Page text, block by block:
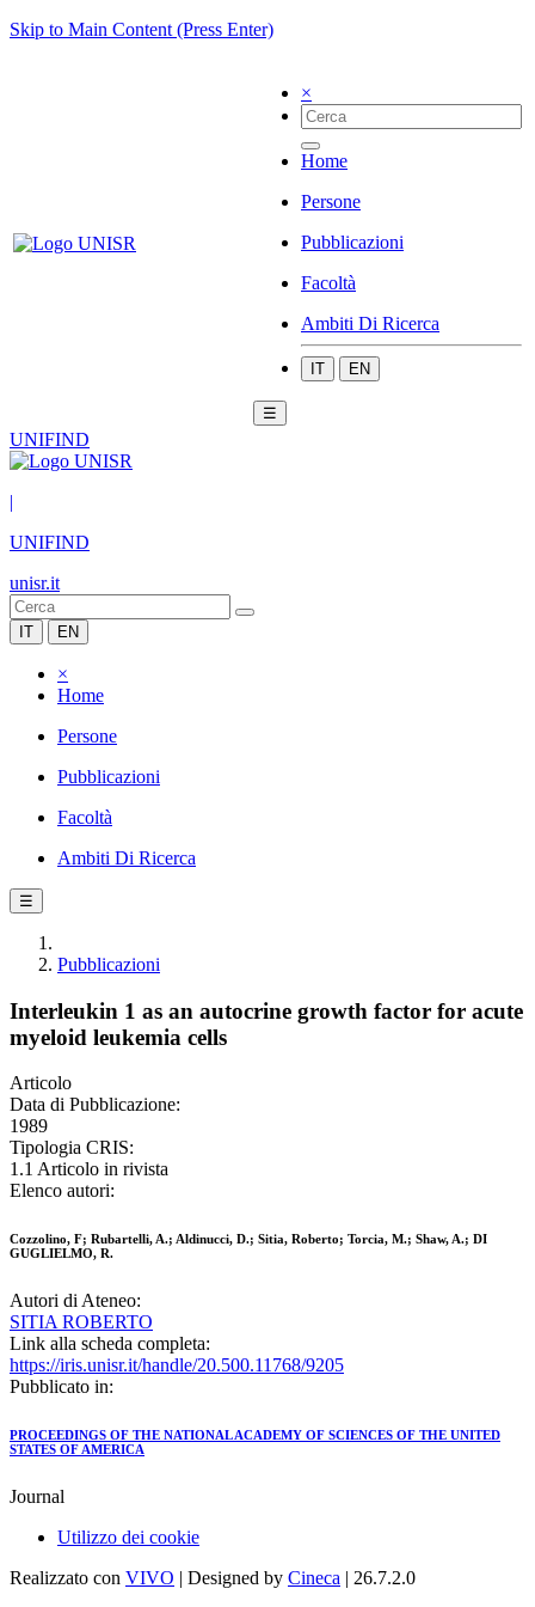
Skip to Main Content (Press Enter)
×
Home
Persone
Pubblicazioni
Facoltà
Ambiti Di Ricerca
IT EN
☰
UNIFIND
|
UNIFIND
unisr.it
IT EN
×
Home
Persone
Pubblicazioni
Facoltà
Ambiti Di Ricerca
☰
Pubblicazioni
Interleukin 1 as an autocrine growth factor for acute
myeloid leukemia cells
Articolo
Data di Pubblicazione:
1989
Tipologia CRIS:
1.1 Articolo in rivista
Elenco autori:
Cozzolino, F; Rubartelli, A.; Aldinucci, D.; Sitia, Roberto; Torcia, M.; Shaw, A.; DI
GUGLIELMO, R.
Autori di Ateneo:
SITIA ROBERTO
Link alla scheda completa:
https://iris.unisr.it/handle/20.500.11768/9205
Pubblicato in:
PROCEEDINGS OF THE NATIONAL ACADEMY OF SCIENCES OF THE UNITED
STATES OF AMERICA
Journal
Utilizzo dei cookie
Realizzato con VIVO | Designed by Cineca | 26.7.2.0